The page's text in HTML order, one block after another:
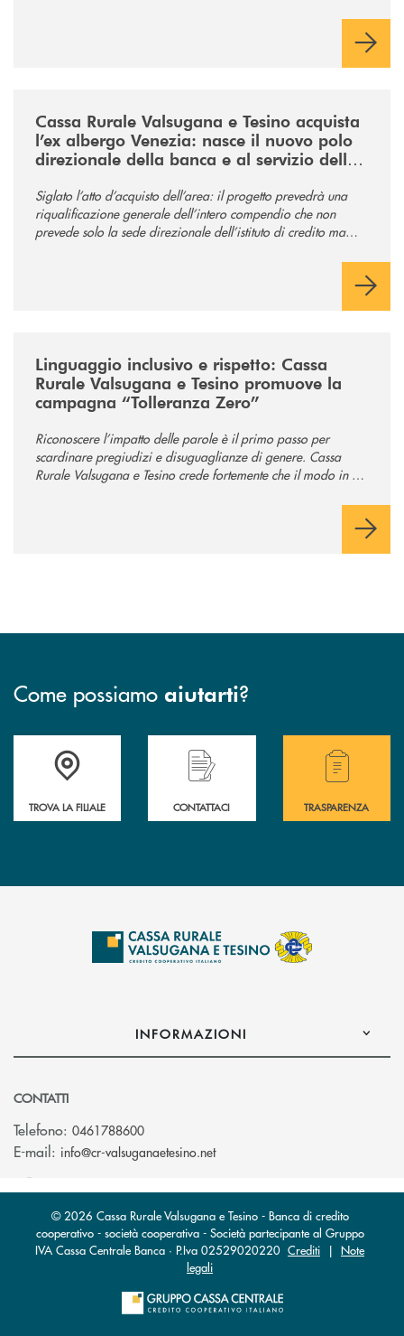
Cassa Rurale Valsugana e Tesino acquista
l’ex albergo Venezia: nasce il nuovo polo
direzionale della banca e al servizio della
Siglato l’atto d’acquisto dell’area: il progetto prevedrà una
riqualificazione generale dell’intero compendio che non
prevede solo la sede direzionale dell’istituto di credito ma
Linguaggio inclusivo e rispetto: Cassa
Rurale Valsugana e Tesino promuove la
campagna “Tolleranza Zero”
Riconoscere l’impatto delle parole è il primo passo per
scardinare pregiudizi e disuguaglianze di genere. Cassa
Rurale Valsugana e Tesino crede fortemente che il modo in cui
Come possiamo aiutarti?
Accedi all' elenco completo delle filiali .
TROVA LA FILIALE
Hai bisogno di assistenza immediata?
CONTATTACI
Hai bisogno di
TRASPARENZA
INFORMAZIONI
CONTATTI
Telefono: 0461788600
E-mail: info@cr-valsuganaetesino.net(si apre l’app di posta
© 2026 Cassa Rurale Valsugana e Tesino - Banca di credito
cooperativo - società cooperativa - Società partecipante al Gruppo
IVA Cassa Centrale Banca · P.Iva 02529020220 Crediti | Note
legali